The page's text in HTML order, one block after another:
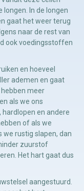
In de longen
gaat het weer terug
naar de rest van
ook voedingsstoffen
en hoeveel
ademen en gaat
meer
als we ons
en andere
of als we
rustig slapen, dan
zuurstof
Het hart gaat dus
aangestuurd.